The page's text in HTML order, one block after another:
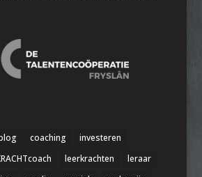
coaching
investeren
leerkrachten
leraar